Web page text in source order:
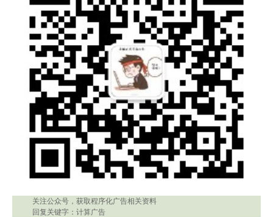
关注公众号，获取程序化广告相关资料
回复关键字：计算广告